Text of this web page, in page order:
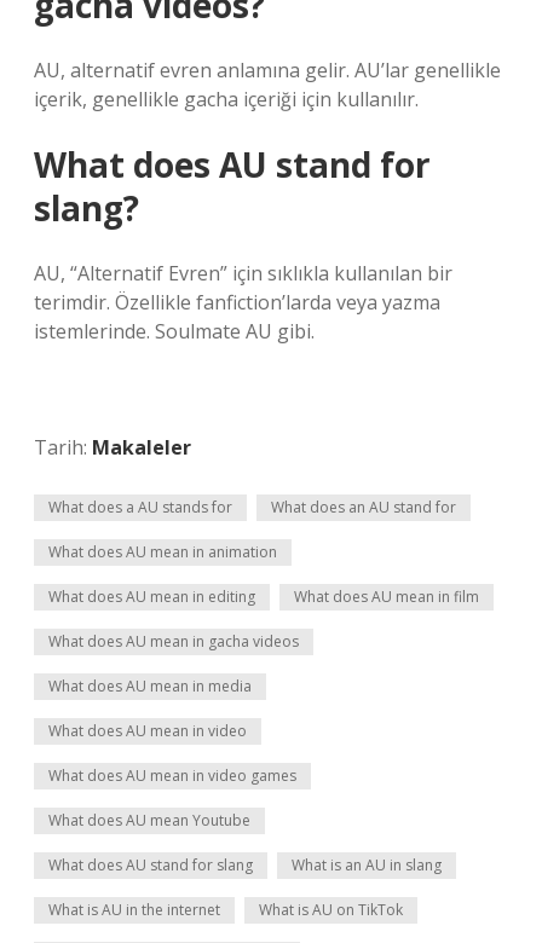
AU, alternatif evren anlamına gelir. AU’lar genellikle
içerik, genellikle gacha içeriği için kullanılır.
What does AU stand for
slang?
AU, “Alternatif Evren” için sıklıkla kullanılan bir
terimdir. Özellikle fanfiction’larda veya yazma
istemlerinde. Soulmate AU gibi.
Tarih: Makaleler
What does a AU stands for What does an AU stand for
What does AU mean in animation
What does AU mean in editing What does AU mean in film
What does AU mean in gacha videos
What does AU mean in media
What does AU mean in video
What does AU mean in video games
What does AU mean Youtube
What does AU stand for slang What is an AU in slang
What is AU in the internet What is AU on TikTok